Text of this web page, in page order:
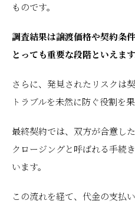
ものです。
調査結果は譲渡価格や契約条
とっても重要な段階といえます
さらに、発見されたリスクは
トラブルを未然に防ぐ役割を果
最終契約では、双方が合意し
クロージングと呼ばれる手続
います。
この流れを経て、代金の支払